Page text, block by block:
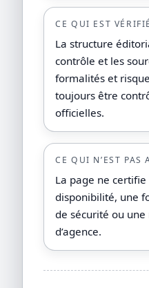
CE QUI EST VÉRIFIÉ
La structure
contrôle et les
formalités et
toujours être
officielles.
CE QUI N’EST PAS
La page ne
disponibilité, une
de sécurité ou
d’agence.